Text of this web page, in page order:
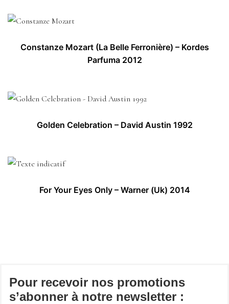
Constanze Mozart (La Belle Ferronière) – Kordes
Parfuma 2012
Golden Celebration – David Austin 1992
For Your Eyes Only – Warner (Uk) 2014
Pour recevoir nos promotions
s’abonner à notre newsletter :